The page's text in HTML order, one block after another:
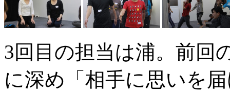
3回目の担当は浦。前回
に深め「相手に思いを